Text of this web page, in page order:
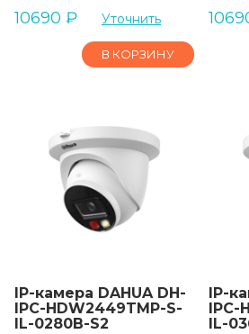
10690 ₽ Уточнить
В КОРЗИНУ
IP-камера DAHUA DH-
IPC-HDW2449TMP-S-
IL-0280B-S2
IP-
IPC-
IL-